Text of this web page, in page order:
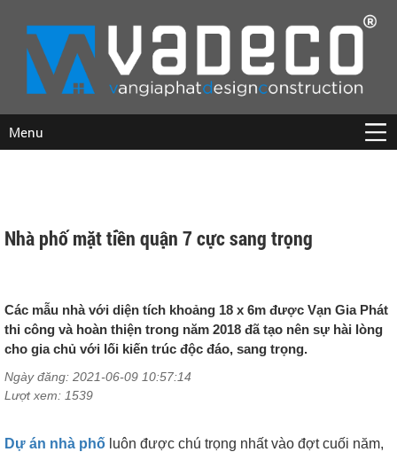
Menu
Nhà phố mặt tiền quận 7 cực sang trọng
Các mẫu nhà với diện tích khoảng 18 x 6m được Vạn Gia Phát
thi công và hoàn thiện trong năm 2018 đã tạo nên sự hài lòng
cho gia chủ với lối kiến trúc độc đáo, sang trọng.
Ngày đăng: 2021-06-09 10:57:14
Lượt xem: 1539
Dự án nhà phố luôn được chú trọng nhất vào đợt cuối năm,